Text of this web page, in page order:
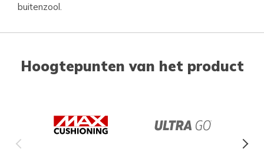
buitenzool.
Hoogtepunten van het product